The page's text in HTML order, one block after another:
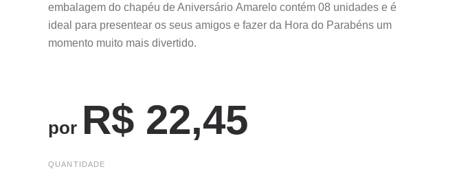
embalagem do chapéu de Aniversário Amarelo contém 08 unidades e é
ideal para presentear os seus amigos e fazer da Hora do Parabéns um
momento muito mais divertido.
por R$ 22,45
QUANTIDADE